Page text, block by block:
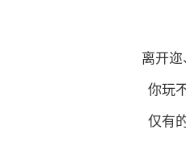
离开
你玩
仅有